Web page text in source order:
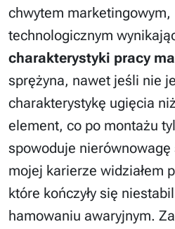
chwytem
technologicznym
charakterystyki pracy
sprężyna, nawet jeśli nie
charakterystykę ugięcia
element, co po montażu
spowoduje nierównowagę
mojej karierze widziałem
które kończyły się
hamowaniu awaryjnym.